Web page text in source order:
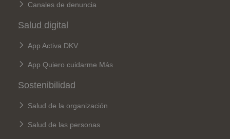
Canales de denuncia
Salud digital
App Activa DKV
App Quiero cuidarme Más
Sostenibilidad
Salud de la organización
Salud de las personas